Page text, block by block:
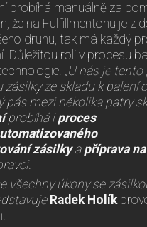
probíhá manuálně za
že na Fulfillmentonu je z
druhu, tak má každý
Důležitou roli v procesu
„U nás je
zásilky ze skladu k balení
pás mezi několika patry
probíhá iproces
zásilkya příprava na
všechny úkony se
Radek Holík